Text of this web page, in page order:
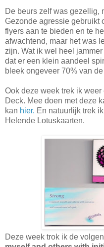
De beurs zelf was gezellig,
Gezonde agressie gebruikt
flyers aan te bieden en te
afwachtend, maar het was
zijn. Wat ik wel heel
dat er een klein aandeel
bleek ongeveer 70% van
Ook deze week trek ik
Deck. Mee doen met deze
kan hier. En natuurlijk trek
Helende Lotuskaarten.
Deze week trok ik de